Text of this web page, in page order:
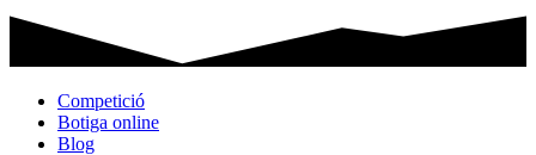
Competició
Botiga online
Blog